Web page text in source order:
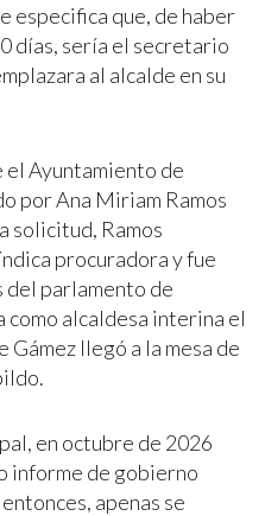
especifica que, de haber
días, sería el secretario
al alcalde en su
el Ayuntamiento de
por Ana Miriam Ramos
solicitud, Ramos
procuradora y fue
parlamento de
alcaldesa interina el
Gámez llegó a la mesa de
en octubre de 2026
informe de gobierno
apenas se